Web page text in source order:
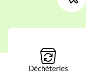
Déchèteries